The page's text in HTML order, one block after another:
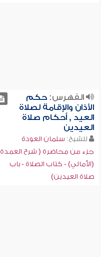
الفهرس:حكم
الأذان والإقامة لصلاة
العيد , أحكام صلاة
العيدين
للشيخ: سلمان العودة
جزء من محاضرة ( شرح العمدة
(الأمالي) - كتاب الصلاة - باب
صلاة العيدين)